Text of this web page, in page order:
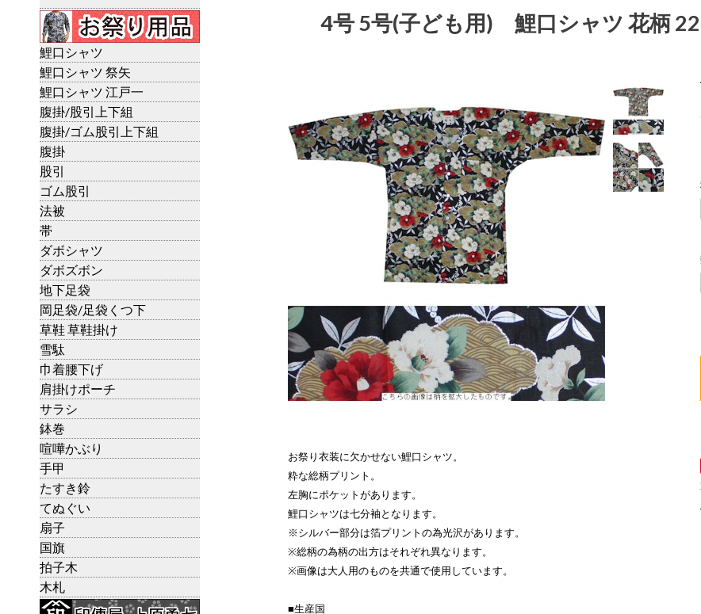
鯉口シャツ
鯉口シャツ 祭矢
鯉口シャツ 江戸一
腹掛/股引上下組
腹掛/ゴム股引上下組
腹掛
股引
ゴム股引
法被
帯
ダボシャツ
ダボズボン
地下足袋
岡足袋/足袋くつ下
草鞋 草鞋掛け
雪駄
巾着腰下げ
肩掛けポーチ
サラシ
鉢巻
喧嘩かぶり
手甲
たすき鈴
てぬぐい
扇子
国旗
拍子木
木札
4号 5号(子ども用) 鯉口シャツ 花柄
お祭り衣装に欠かせない鯉口シャツ。
粋な総柄プリント。
左胸にポケットがあります。
鯉口シャツは七分袖となります。
※シルバー部分は箔プリントの為光沢があります。
※総柄の為柄の出方はそれぞれ異なります。
※画像は大人用のものを共通で使用しています。
■生産国